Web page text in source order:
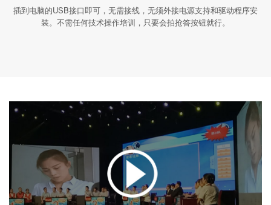
插到电脑的USB接口即可，无需接线，无须外接电源支持和驱动程序安
装。不需任何技术操作培训，只要会拍抢答按钮就行。